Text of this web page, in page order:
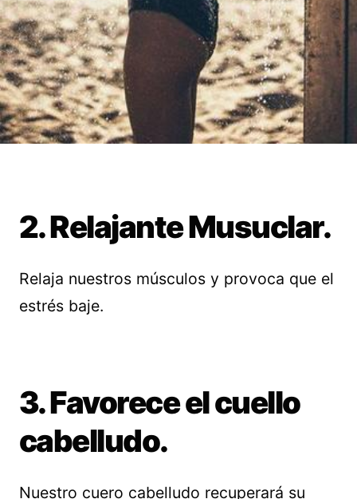
2. Relajante Musuclar.
Relaja nuestros músculos y provoca que el
estrés baje.
3. Favorece el cuello
cabelludo.
Nuestro cuero cabelludo recuperará su